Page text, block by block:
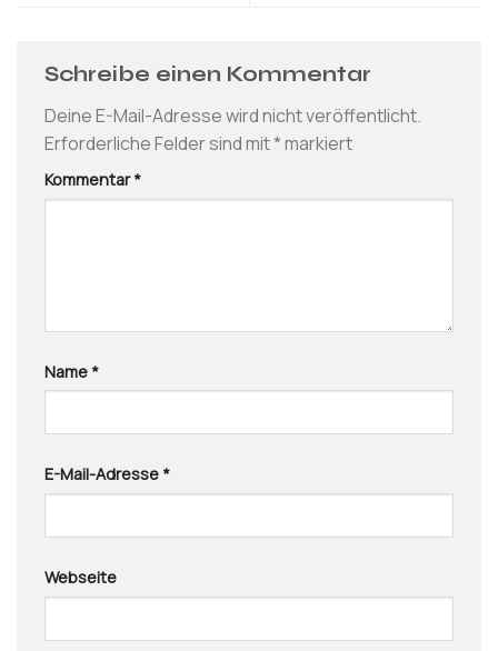
Schreibe einen Kommentar
Deine E-Mail-Adresse wird nicht veröffentlicht.
Erforderliche Felder sind mit*markiert
Kommentar*
Name *
E-Mail-Adresse *
Webseite